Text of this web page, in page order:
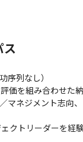
ス
序列なし）
価を組み合わせた
マネジメント志向
トリーダーを経